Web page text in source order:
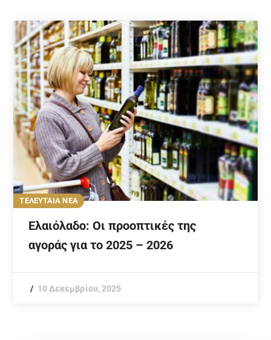
ΤΕΛΕΥΤΑΙΑ ΝΕΑ
Ελαιόλαδο: Οι προοπτικές της
αγοράς για το 2025 – 2026
10 Δεκεμβρίου, 2025